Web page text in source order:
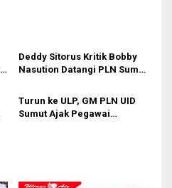
Deddy Sitorus Kritik Bobby
Nasution Datangi PLN Sumut:
Listrik Ajang Pencitraan
Turun ke ULP, GM PLN UID
Sumut Ajak Pegawai